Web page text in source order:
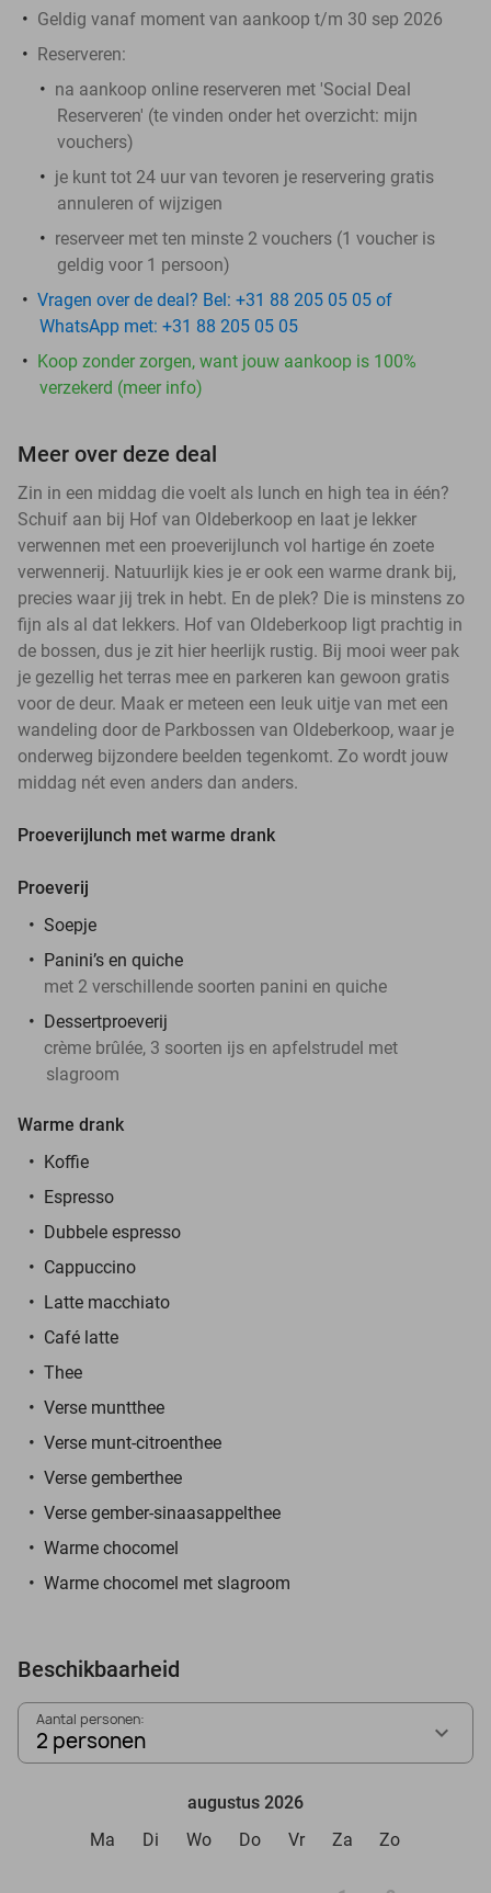
Geldig vanaf moment van aankoop t/m 30 sep 2026
Reserveren:
na aankoop online reserveren met 'Social Deal
Reserveren' (te vinden onder het overzicht: mijn
vouchers)
je kunt tot 24 uur van tevoren je reservering gratis
annuleren of wijzigen
reserveer met ten minste 2 vouchers (1 voucher is
geldig voor 1 persoon)
Vragen over de deal? Bel: +31 88 205 05 05 of
WhatsApp met: +31 88 205 05 05
Koop zonder zorgen, want jouw aankoop is 100%
verzekerd (meer info)
Meer over deze deal
Zin in een middag die voelt als lunch en high tea in één?
Schuif aan bij Hof van Oldeberkoop en laat je lekker
verwennen met een proeverijlunch vol hartige én zoete
verwennerij. Natuurlijk kies je er ook een warme drank bij,
precies waar jij trek in hebt. En de plek? Die is minstens zo
fijn als al dat lekkers. Hof van Oldeberkoop ligt prachtig in
de bossen, dus je zit hier heerlijk rustig. Bij mooi weer pak
je gezellig het terras mee en parkeren kan gewoon gratis
voor de deur. Maak er meteen een leuk uitje van met een
wandeling door de Parkbossen van Oldeberkoop, waar je
onderweg bijzondere beelden tegenkomt. Zo wordt jouw
middag nét even anders dan anders.
Proeverijlunch met warme drank
Proeverij
Soepje
Panini’s en quiche
met 2 verschillende soorten panini en quiche
Dessertproeverij
crème brûlée, 3 soorten ijs en apfelstrudel met
slagroom
Warme drank
Koffie
Espresso
Dubbele espresso
Cappuccino
Latte macchiato
Café latte
Thee
Verse muntthee
Verse munt-citroenthee
Verse gemberthee
Verse gember-sinaasappelthee
Warme chocomel
Warme chocomel met slagroom
Beschikbaarheid
Aantal personen:
2 personen
augustus 2026
Ma
Di Wo Do Vr Za Zo